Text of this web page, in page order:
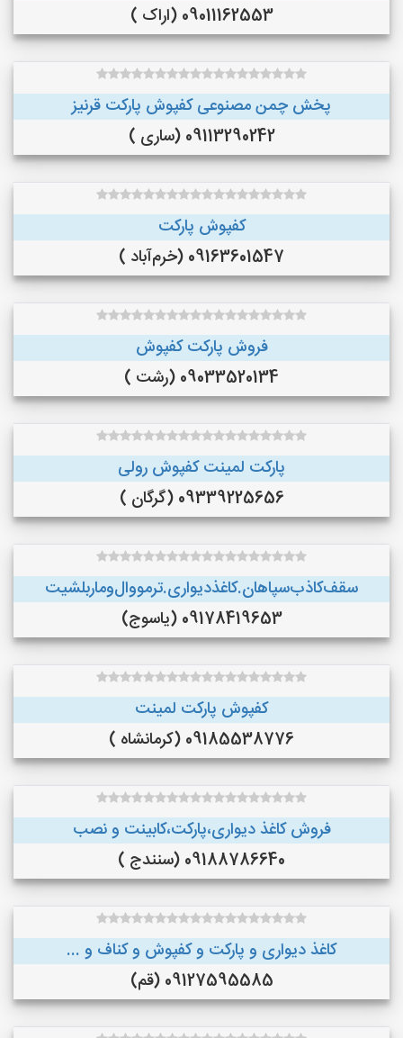
09011162553 (اراک )
پخش چمن مصنوعی کفپوش پارکت قرنیز
09113290242 (ساری )
کفپوش پارکت
09163601547 (خرم‌آباد )
فروش پارکت کفپوش
09033520134 (رشت )
پارکت لمینت کفپوش رولی
09339225656 (گرگان )
سقف‌کاذب‌سپاهان‌.کاغذ‌دیواری.ترمووال‌و‌ماربلشیت
09178419653 (یاسوج)
کفپوش پارکت لمینت
09185538776 (کرمانشاه )
فروش کاغذ دیواری،پارکت،کابینت و نصب
09188786640 (سنندج )
کاغذ دیواری و پارکت و کفپوش و کناف و ...
09127595585 (قم)